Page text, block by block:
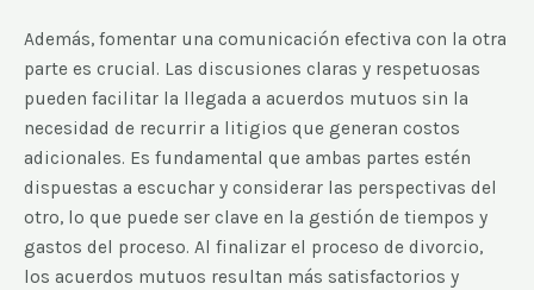
Además, fomentar una comunicación efectiva con la otra
parte es crucial. Las discusiones claras y respetuosas
pueden facilitar la llegada a acuerdos mutuos sin la
necesidad de recurrir a litigios que generan costos
adicionales. Es fundamental que ambas partes estén
dispuestas a escuchar y considerar las perspectivas del
otro, lo que puede ser clave en la gestión de tiempos y
gastos del proceso. Al finalizar el proceso de divorcio,
los acuerdos mutuos resultan más satisfactorios y